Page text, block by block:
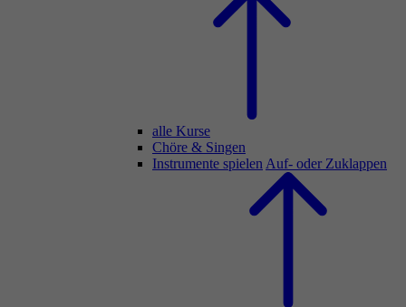
alle Kurse
Chöre & Singen
Instrumente spielen Auf- oder Zuklappen